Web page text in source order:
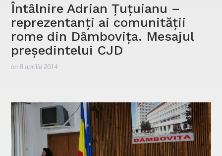
Întâlnire Adrian Țuțuianu –
reprezentanți ai comunității
rome din Dâmbovița. Mesajul
președintelui CJD
on8 aprilie 2014